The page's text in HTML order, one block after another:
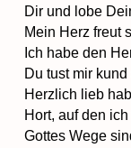
Dir und lobe
Mein Herz freut
Ich habe den
Du tust mir
Herzlich lieb
Hort, auf den
Gottes Wege